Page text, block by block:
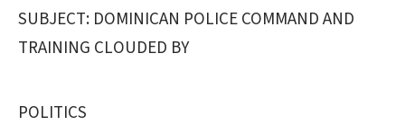
SUBJECT: DOMINICAN POLICE COMMAND AND
TRAINING CLOUDED BY
POLITICS